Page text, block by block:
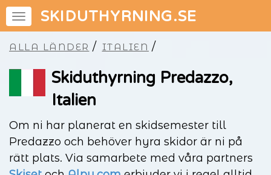
SKIDUTHYRNING.SE
ALLA LÄNDER / ITALIEN /
Skiduthyrning Predazzo,
Italien
Om ni har planerat en skidsemester till
Predazzo och behöver hyra skidor är ni på
rätt plats. Via samarbete med våra partners